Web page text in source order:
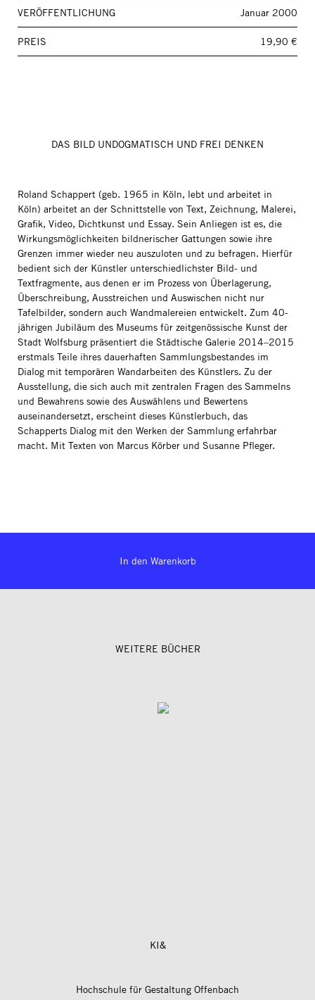
VERÖFFENTLICHUNG Januar 2000
PREIS 19,90 €
DAS BILD UNDOGMATISCH UND FREI DENKEN
Roland Schappert (geb. 1965 in Köln, lebt und arbeitet in
Köln) arbeitet an der Schnittstelle von Text, Zeichnung, Malerei,
Grafik, Video, Dichtkunst und Essay. Sein Anliegen ist es, die
Wirkungsmöglichkeiten bildnerischer Gattungen sowie ihre
Grenzen immer wieder neu auszuloten und zu befragen. Hierfür
bedient sich der Künstler unterschiedlichster Bild- und
Textfragmente, aus denen er im Prozess von Überlagerung,
Überschreibung, Ausstreichen und Auswischen nicht nur
Tafelbilder, sondern auch Wandmalereien entwickelt. Zum 40-
jährigen Jubiläum des Museums für zeitgenössische Kunst der
Stadt Wolfsburg präsentiert die Städtische Galerie 2014–2015
erstmals Teile ihres dauerhaften Sammlungsbestandes im
Dialog mit temporären Wandarbeiten des Künstlers. Zu der
Ausstellung, die sich auch mit zentralen Fragen des Sammelns
und Bewahrens sowie des Auswählens und Bewertens
auseinandersetzt, erscheint dieses Künstlerbuch, das
Schapperts Dialog mit den Werken der Sammlung erfahrbar
macht. Mit Texten von Marcus Körber und Susanne Pfleger.
In den Warenkorb
WEITERE BÜCHER
KI&
Hochschule für Gestaltung Offenbach